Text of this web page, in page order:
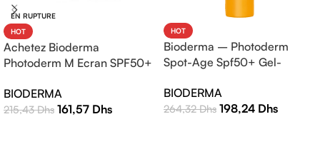
EN RUPTURE
HOT
Achetez Bioderma
Photoderm M Ecran SPF50+
Protection Solaire Haute
Efficacité
BIODERMA
215,43Dhs 161,57 Dhs
HOT
Bioderma – Photoderm
Spot-Age Spf50+ Gel-
BIODERMA
264,32Dhs 198,24 Dhs